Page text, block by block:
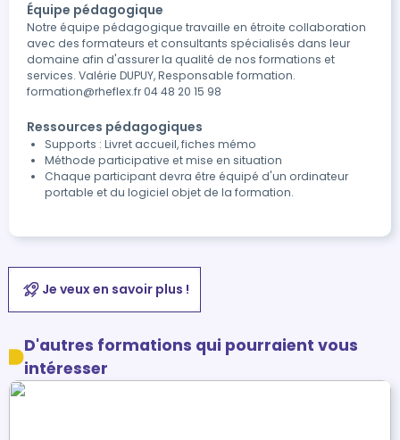
Équipe pédagogique
Notre équipe pédagogique travaille en étroite collaboration
avec des formateurs et consultants spécialisés dans leur
domaine afin d'assurer la qualité de nos formations et
services. Valérie DUPUY, Responsable formation.
formation@rheflex.fr 04 48 20 15 98
Ressources pédagogiques
Supports : Livret accueil, fiches mémo
Méthode participative et mise en situation
Chaque participant devra être équipé d'un ordinateur
portable et du logiciel objet de la formation.
Je veux en savoir plus !
D'autres formations qui pourraient vous
intéresser